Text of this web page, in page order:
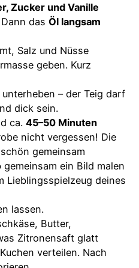
Zucker und Vanille
das Öl langsam
Salz und Nüsse
geben. Kurz
– der Teig darf
dick sein.
ca. 45–50 Minuten
nicht vergessen! Die
gemeinsam
ein Bild malen
Lieblingsspielzeug deines
lassen.
Butter,
Zitronensaft glatt
verteilen. Nach